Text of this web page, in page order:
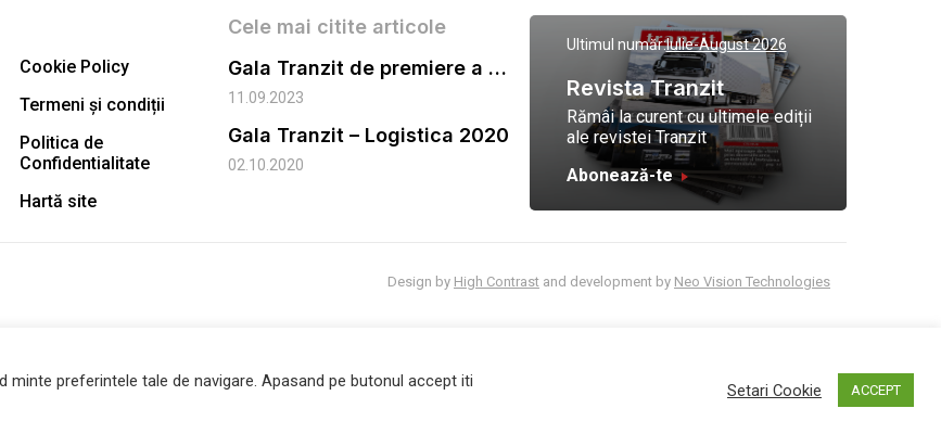
Cookie Policy
Termeni și condiții
Politica de
Confidentialitate
Hartă site
Cele mai citite articole
Gala Tranzit de premiere a celor mai eficienti operatori de transport marfa 2023
11.09.2023
Gala Tranzit – Logistica 2020
02.10.2020
Ultimul număr:Iulie-August 2026
Revista Tranzit
Rămâi la curent cu ultimele ediții
ale revistei Tranzit
Abonează-te
Design by High Contrast and development by Neo Vision Technologies
preferintele tale de navigare. Apasand pe butonul accept iti
Setari Cookie ACCEPT